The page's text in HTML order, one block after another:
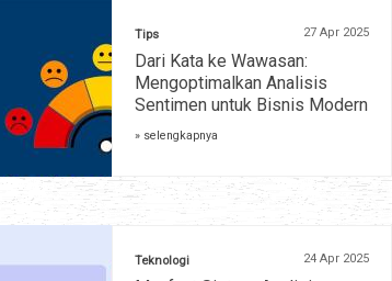
Tips 27 Apr 2025
Dari Kata ke Wawasan:
Mengoptimalkan Analisis
Sentimen untuk Bisnis Modern
» selengkapnya
Teknologi 24 Apr 2025